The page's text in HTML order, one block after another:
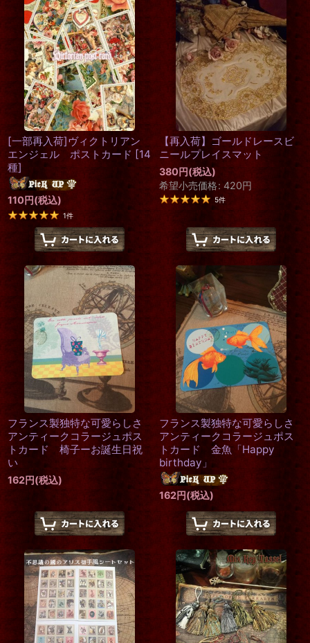
[一部再入荷]ヴィクトリアン
エンジェル ポストカード [14
種]
110円(税込)
1件
【再入荷】ゴールドレースビ
ニールプレイスマット
380円(税込)
希望小売価格: 420円
5件
フランス製独特な可愛らしさ
アンティークコラージュポス
トカード 椅子ーお誕生日祝
い
162円(税込)
フランス製独特な可愛らしさ
アンティークコラージュポス
トカード 金魚「Happy
birthday」
162円(税込)